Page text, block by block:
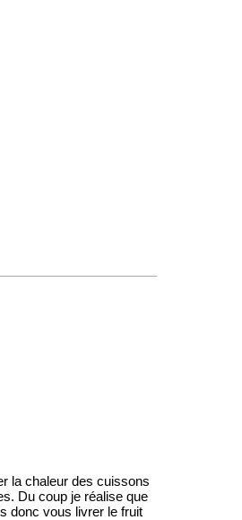
la chaleur des cuissons
Du coup je réalise que
donc vous livrer le fruit